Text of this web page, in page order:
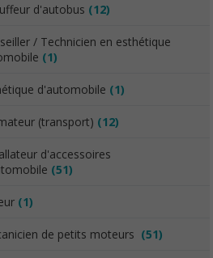
d'autobus (12)
/ Technicien en esthétique
(1)
d'automobile (1)
(transport) (12)
d'accessoires
(51)
(1)
de petits moteurs (51)